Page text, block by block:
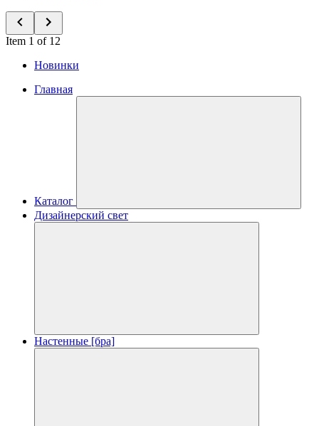
Item 1 of 12
Новинки
Главная
Каталог
Дизайнерский свет
Настенные [бра]